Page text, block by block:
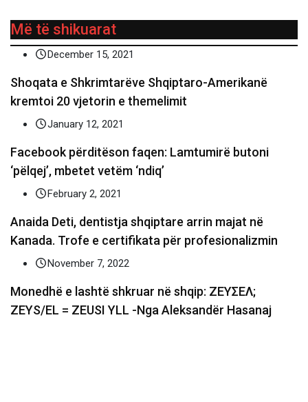
Më të shikuarat
December 15, 2021
Shoqata e Shkrimtarëve Shqiptaro-Amerikanë
kremtoi 20 vjetorin e themelimit
January 12, 2021
Facebook përditëson faqen: Lamtumirë butoni
‘pëlqej’, mbetet vetëm ‘ndiq’
February 2, 2021
Anaida Deti, dentistja shqiptare arrin majat në
Kanada. Trofe e certifikata për profesionalizmin
November 7, 2022
Monedhë e lashtë shkruar në shqip: ΖΕΥΣΕΛ;
ZEYS/EL = ZEUSI YLL -Nga Aleksandër Hasanaj